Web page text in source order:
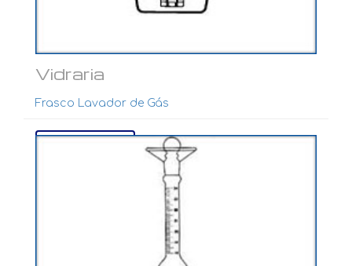
Vidraria
Frasco Lavador de Gás
Ver mais...